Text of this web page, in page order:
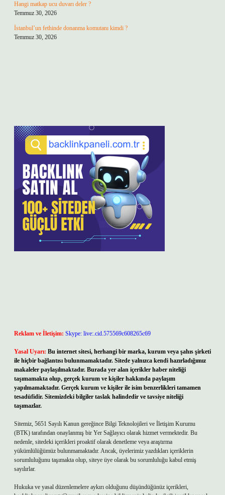
Hangi matkap ucu duvarı deler ?
Temmuz 30, 2026
İstanbul’un fethinde donanma komutanı kimdi ?
Temmuz 30, 2026
Reklam ve İletişim: Skype: live:.cid.575569c608265c69
Yasal Uyarı: Bu internet sitesi, herhangi bir marka, kurum veya şahıs şirketi
ile hiçbir bağlantısı bulunmamaktadır. Sitede yalnızca kendi hazırladığımız
makaleler paylaşılmaktadır. Burada yer alan içerikler haber niteliği
taşımamakta olup, gerçek kurum ve kişiler hakkında paylaşım
yapılmamaktadır. Gerçek kurum ve kişiler ile isim benzerlikleri tamamen
tesadüfidir. Sitemizdeki bilgiler taslak halindedir ve tavsiye niteliği
taşımazlar.
Sitemiz, 5651 Sayılı Kanun gereğince Bilgi Teknolojileri ve İletişim Kurumu
(BTK) tarafından onaylanmış bir Yer Sağlayıcı olarak hizmet vermektedir. Bu
nedenle, sitedeki içerikleri proaktif olarak denetleme veya araştırma
yükümlülüğümüz bulunmamaktadır. Ancak, üyelerimiz yazdıkları içeriklerin
sorumluluğunu taşımakta olup, siteye üye olarak bu sorumluluğu kabul etmiş
sayılırlar.
Hukuka ve yasal düzenlemelere aykırı olduğunu düşündüğünüz içerikleri,